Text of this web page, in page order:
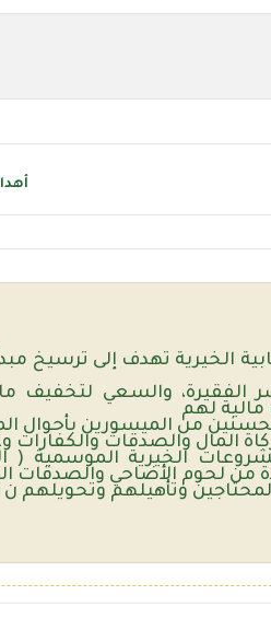
الخيرية تهدف إلى ترسيخ
الفقيرة، والسعي لتخفيف
لهم
من الميسورين بأحوال
المال والصدقات والكفارات
الخيرية الموسمية (
من لحوم الأضاحي والصدقات
وتأهيلهم وتحويلهم